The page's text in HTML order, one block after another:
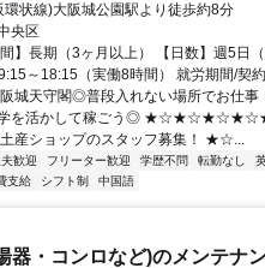
環状線)大阪城公園駅より徒歩約8分
央区
】長期（3ヶ月以上） 【日数】週5日
～18:15（実働8時間） 就労期間/契
城天守閣◎普段入れない場所でお仕事
学を活かして稼ごう◎
産ショップのスタッフ募集！ ★☆...
歓迎 フリーター歓迎 学歴不問 転勤なし
支給 シフト制 中国語
器・コンロなど)のメンテナ